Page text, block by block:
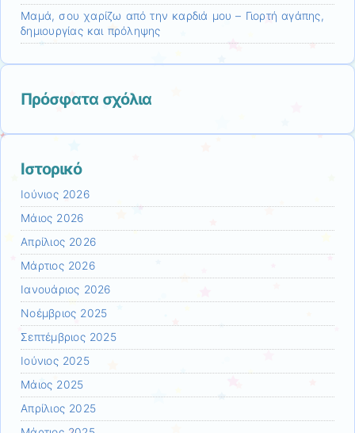
Μαμά, σου χαρίζω από την καρδιά μου – Γιορτή αγάπης,
δημιουργίας και πρόληψης
Πρόσφατα σχόλια
Ιστορικό
Ιούνιος 2026
Μάιος 2026
Απρίλιος 2026
Μάρτιος 2026
Ιανουάριος 2026
Νοέμβριος 2025
Σεπτέμβριος 2025
Ιούνιος 2025
Μάιος 2025
Απρίλιος 2025